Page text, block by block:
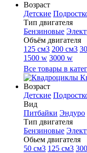
Возраст
Детские
Тип двигателя
Бензиновые
Объём двигателя
125 см3 200 см3
1500 w 3000 w
Все товары в
Возраст
Детские
Вид
Питбайки Эндуро
Тип двигателя
Бензиновые
Обьем двигателя
50 см3 125 см3